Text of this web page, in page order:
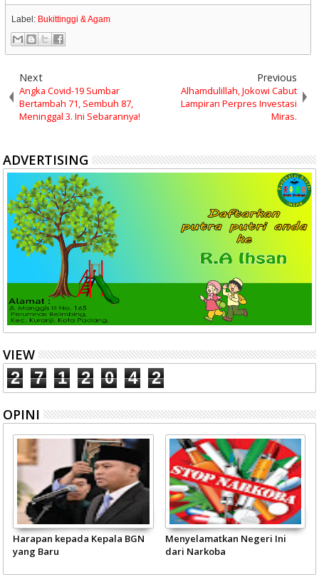
Label: Bukittinggi & Agam
Next
Angka Covid-19 Sumbar
Bertambah 71, Sembuh 87,
Meninggal 3. Ini Sebarannya!
Previous
Alhamdulillah, Jokowi Cabut
Lampiran Perpres Investasi
Miras.
ADVERTISING
VIEW
2 7 1 2 0 4 2
OPINI
Harapan kepada Kepala BGN
yang Baru
Menyelamatkan Negeri Ini
dari Narkoba